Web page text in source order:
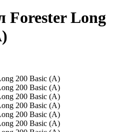
Forester Long